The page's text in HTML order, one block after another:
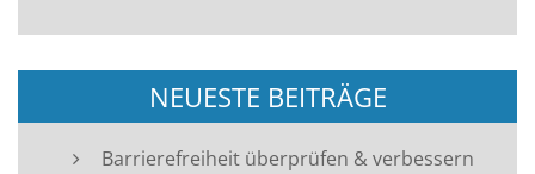
NEUESTE BEITRÄGE
Barrierefreiheit überprüfen & verbessern